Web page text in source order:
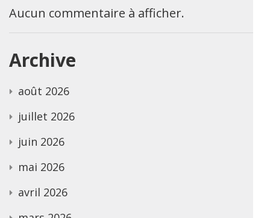
Aucun commentaire à afficher.
Archive
août 2026
juillet 2026
juin 2026
mai 2026
avril 2026